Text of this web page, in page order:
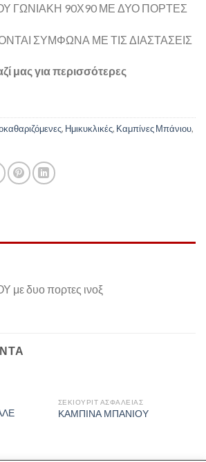
ΓΩΝΙΑΚΗ 90Χ90 ΜΕ ΔΥΟ ΠΟΡΤΕΣ
ΣΥΜΦΩΝΑ ΜΕ ΤΙΣ ΔΙΑΣΤΑΣΕΙΣ
μας για περισσότερες
, Ημικυκλικές, Καμπίνες Μπάνιου,
δυο πορτες ινοξ
ΣΕΚΙΟΥΡΙΤ ΑΣΦΑΛΕΙΑΣ
ΚΑΜΠΙΝΑ ΜΠΑΝΙΟΥ